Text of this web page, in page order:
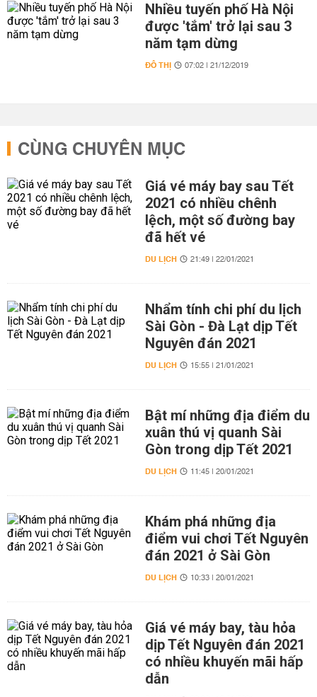
Nhiều tuyến phố Hà Nội
được 'tắm' trở lại sau 3
năm tạm dừng
ĐÔ THỊ 07:02 | 21/12/2019
CÙNG CHUYÊN MỤC
Giá vé máy bay sau Tết
2021 có nhiều chênh
lệch, một số đường bay
đã hết vé
DU LỊCH 21:49 | 22/01/2021
Nhẩm tính chi phí du lịch
Sài Gòn - Đà Lạt dịp Tết
Nguyên đán 2021
DU LỊCH 15:55 | 21/01/2021
Bật mí những địa điểm du
xuân thú vị quanh Sài
Gòn trong dịp Tết 2021
DU LỊCH 11:45 | 20/01/2021
Khám phá những địa
điểm vui chơi Tết Nguyên
đán 2021 ở Sài Gòn
DU LỊCH 10:33 | 20/01/2021
Giá vé máy bay, tàu hỏa
dịp Tết Nguyên đán 2021
có nhiều khuyến mãi hấp
dẫn